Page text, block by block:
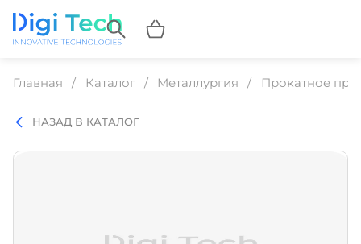
Главная Каталог Металлургия Прокатное
НАЗАД В КАТАЛОГ